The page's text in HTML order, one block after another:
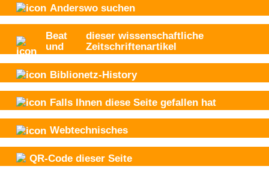
Anderswo suchen
Beat
und
dieser wissenschaftliche
Zeitschriftenartikel
Biblionetz-History
Falls Ihnen diese Seite gefallen hat
Webtechnisches
QR-Code dieser Seite